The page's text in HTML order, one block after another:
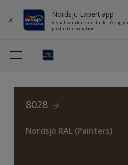
Nordsjö Expert app
Visualisera kulören direkt på
produktinformation
8028
Nordsjö RAL (Painters)